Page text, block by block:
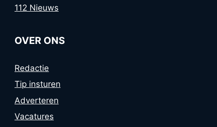
112 Nieuws
OVER ONS
Redactie
Tip insturen
Adverteren
Vacatures